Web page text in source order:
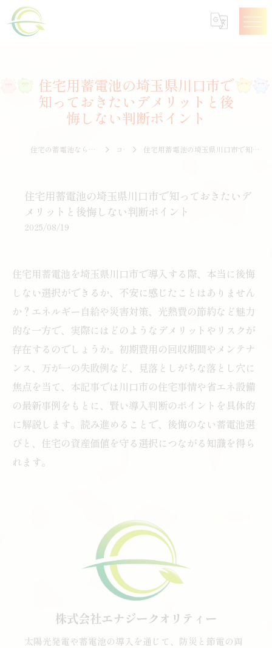
住宅用蓄電池の埼玉県川口市で
知っておきたいデメリットと後
悔しない判断ポイント
住宅の蓄電池なら株式会社エナジークオリティー コラム 住宅用蓄電池の埼玉県川口市で知っておきたいデメリットと後悔しない判断ポイント
住宅用蓄電池の埼玉県川口市で知っておきたいデ
メリットと後悔しない判断ポイント
2025/08/19
住宅用蓄電池を埼玉県川口市で導入する際、本当に後悔
しない選択ができるか、不安に感じたことはありません
か？エネルギー自給や災害対策、光熱費の節約など魅力
的な一方で、実際にはどのようなデメリットやリスクが
存在するのでしょうか。初期費用の回収期間やメンテナ
ンス、万が一の失敗例など、見落としがちな落とし穴に
焦点を当て、本記事では川口市の住宅事情や省エネ設備
の最新事例をもとに、賢い導入判断のポイントを具体的
に解説します。読み進めることで、後悔のない蓄電池選
びと、住宅の資産価値を守る選択につながる知識を得ら
れます。
株式会社エナジークオリティー
太陽光発電や蓄電池の導入を通じて、防災と節電の両